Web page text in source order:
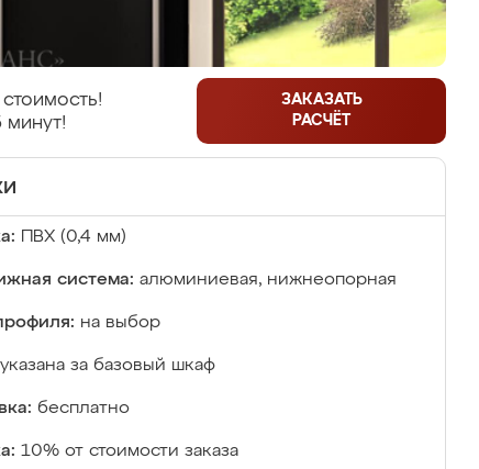
минут!
ЗАКАЗАТЬ
РАСЧЁТ
ПВХ (0,4 мм)
система: алюминиевая, нижнеопорная
на выбор
указана за базовый шкаф
бесплатно
10% от стоимости заказа